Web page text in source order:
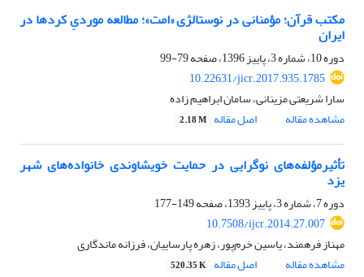
مکتب قرآن؛ مؤمنانی در نوستالژی «امت»؛ مطالعه موردیِ کردها در
ایران
دوره 10، شماره 3، پاییز 1396، صفحه
79-99
10.22631/jicr.2017.935.1785
سارا شریعتی مزینانی، سامان ابراهیم زاده
مشاهده مقاله
اصل مقاله 2.18 M
تأثیرمؤلفه‌های نوگرایی در حمایت خویشاوندی خانواده‌های شهر
یزد
دوره 7، شماره 3، پاییز 1393، صفحه
149-177
10.7508/ijcr.2014.27.007
مهناز فرهمند، یاسین خرم‌پور، زهره پارساییان، فرزانه ماندگاری
مشاهده مقاله
اصل مقاله 520.35 K